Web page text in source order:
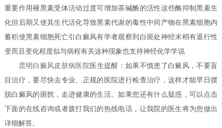
重要作用褪黑素受体活动过度可增加茶碱酶的活性这些酶抑制黑素生
化但后期又使其生代活化导致黑素代谢的毒性中间产物在黑素细胞内
蓄积使黑素细胞死亡引白癜风有学者观察到白斑处神经末梢有退行性
变而且变化程度似与病程有关这种现象也支持神经化学学说
昆明白癜风皮肤病医院 医生提醒：如果不慎患了白癜风，不要盲
目治疗，要尽快去专业、正规的医院进行检查治疗，这样才能早日摆
脱白癜风的困扰，走进健康的生活。如果您还有什么疑惑，可以点击
下面的在线咨询或者拨打我们的热线电话，让我院的医生将为您做出
详细解答。